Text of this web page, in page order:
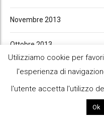
Novembre 2013
Ottobre 2013
Settembre 2013
Agosto 2013
Utilizziamo cookie per
l'esperienza di
l'utente accetta l'utilizzo
Ok